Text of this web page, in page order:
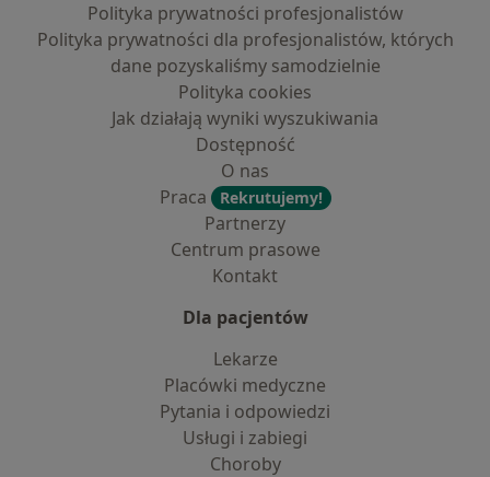
Polityka prywatności profesjonalistów
Polityka prywatności dla profesjonalistów, których
dane pozyskaliśmy samodzielnie
Polityka cookies
Jak działają wyniki wyszukiwania
Dostępność
O nas
Praca
Rekrutujemy!
Partnerzy
Centrum prasowe
Kontakt
Dla pacjentów
Lekarze
Placówki medyczne
Pytania i odpowiedzi
Usługi i zabiegi
Choroby